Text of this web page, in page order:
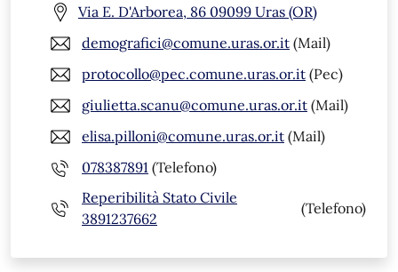
Via E. D'Arborea, 86 09099 Uras (OR)
demografici@comune.uras.or.it (Mail)
protocollo@pec.comune.uras.or.it (Pec)
giulietta.scanu@comune.uras.or.it (Mail)
elisa.pilloni@comune.uras.or.it (Mail)
078387891 (Telefono)
Reperibilità Stato Civile
3891237662
(Telefono)